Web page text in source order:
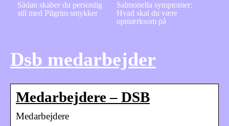
Sådan skaber du personlig
stil med Pilgrim smykker
Salmonella symptomer:
Hvad skal du være
opmærksom på
Dsb medarbejder
Medarbejdere – DSB
Medarbejdere